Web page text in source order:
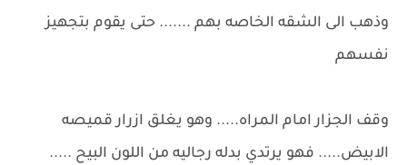
وذهب الى الشقه الخاصه بهم ....... حتى يقوم بتجهيز
نفسهم
وقف الجزار امام المراه..... وهو يغلق ازرار قميصه
الابيض..... فهو يرتدي بدله رجاليه من اللون البيح .....